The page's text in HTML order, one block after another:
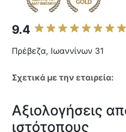
9.4
Πρέβεζα, Ιωαννίνων 31
Σχετικά με την εταιρεία:
Αξιολογήσεις
ιστότοπους